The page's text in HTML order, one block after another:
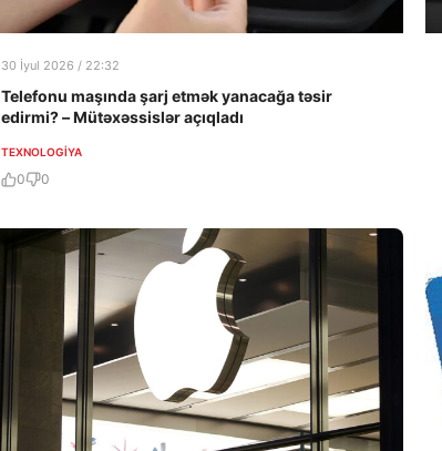
30 İyul 2026 / 22:32
Telefonu maşında şarj etmək yanacağa təsir
edirmi? – Mütəxəssislər açıqladı
TEXNOLOGIYA
0 0